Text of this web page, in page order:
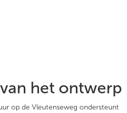
het ontwerp
op de Vleutenseweg ondersteunt